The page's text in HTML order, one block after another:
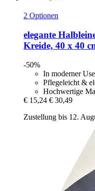
2 Optionen
elegante
Kreide, 40 x 40
-50%
In moderner
Pflegeleicht &
Hochwertige
€ 15,24 € 30,49
Zustellung bis 12.